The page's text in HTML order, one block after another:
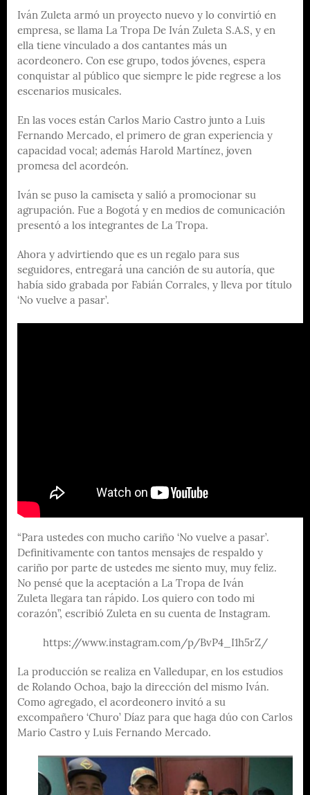
Iván Zuleta armó un proyecto nuevo y lo convirtió en
empresa, se llama La Tropa De Iván Zuleta S.A.S, y en
ella tiene vinculado a dos cantantes más un
acordeonero. Con ese grupo, todos jóvenes, espera
conquistar al público que siempre le pide regrese a los
escenarios musicales.
En las voces están Carlos Mario Castro junto a Luis
Fernando Mercado, el primero de gran experiencia y
capacidad vocal; además Harold Martínez, joven
promesa del acordeón.
Iván se puso la camiseta y salió a promocionar su
agrupación. Fue a Bogotá y en medios de comunicación
presentó a los integrantes de La Tropa.
Ahora y advirtiendo que es un regalo para sus
seguidores, entregará una canción de su autoría, que
había sido grabada por Fabián Corrales, y lleva por título
‘No vuelve a pasar’.
“Para ustedes con mucho cariño ‘No vuelve a pasar’.
Definitivamente con tantos mensajes de respaldo y
cariño por parte de ustedes me siento muy, muy feliz.
No pensé que la aceptación a La Tropa de Iván
Zuleta llegara tan rápido. Los quiero con todo mi
corazón”, escribió Zuleta en su cuenta de Instagram.
https://www.instagram.com/p/BvP4_I1h5rZ/
La producción se realiza en Valledupar, en los estudios
de Rolando Ochoa, bajo la dirección del mismo Iván.
Como agregado, el acordeonero invitó a su
excompañero ‘Churo’ Díaz para que haga dúo con Carlos
Mario Castro y Luis Fernando Mercado.